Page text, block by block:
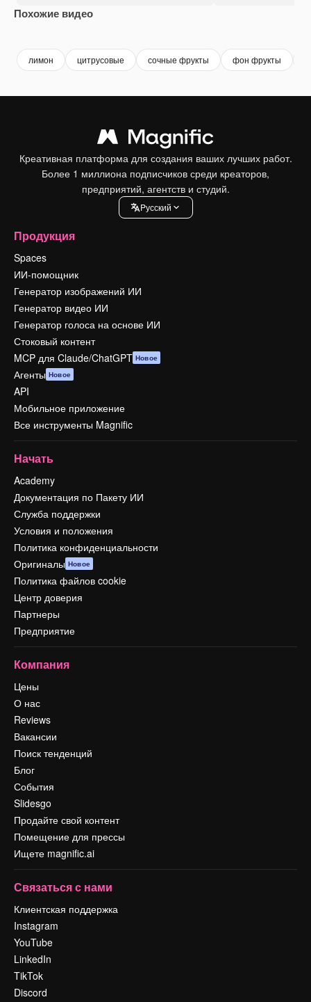
Похожие видео
лимон цитрусовые сочные фрукты фон фрукты
Креативная платформа для создания ваших лучших работ.
Более 1 миллиона подписчиков среди креаторов,
предприятий, агентств и студий.
Pусский
Продукция
Spaces
ИИ-помощник
Генератор изображений ИИ
Генератор видео ИИ
Генератор голоса на основе ИИ
Стоковый контент
MCP для Claude/ChatGPT Новое
Агенты Новое
API
Мобильное приложение
Все инструменты Magnific
Начать
Academy
Документация по Пакету ИИ
Служба поддержки
Условия и положения
Политика конфиденциальности
Оригиналы Новое
Политика файлов cookie
Центр доверия
Партнеры
Предприятие
Компания
Цены
О нас
Reviews
Вакансии
Поиск тенденций
Блог
События
Slidesgo
Продайте свой контент
Помещение для прессы
Ищете magnific.ai
Связаться с нами
Клиентская поддержка
Instagram
YouTube
LinkedIn
TikTok
Discord